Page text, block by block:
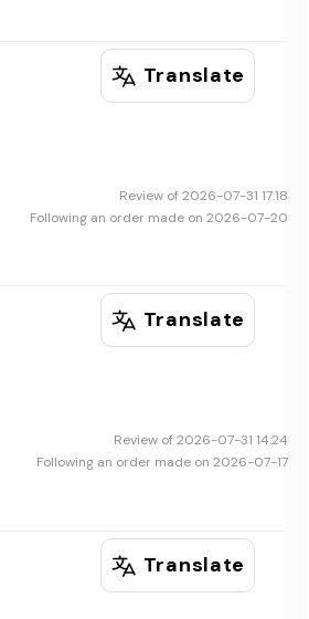
Translate
Review of 2026-07-31 17:18
Following an order made on 2026-07-20
Translate
Review of 2026-07-31 14:24
Following an order made on 2026-07-17
Translate